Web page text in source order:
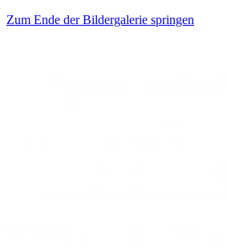
Zum Ende der Bildergalerie springen